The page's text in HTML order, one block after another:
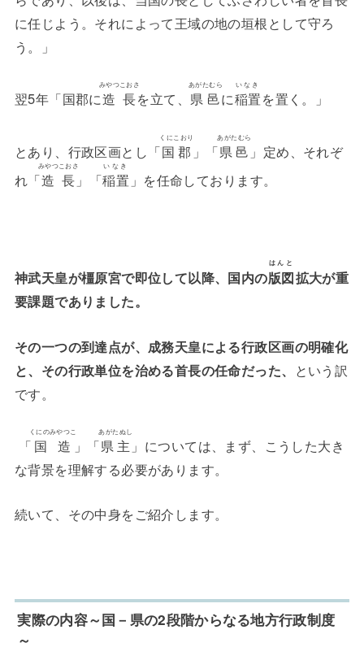
に任じよう。それによって王域の地の垣根として守ろ
う。」
翌5年「国郡に造長
みやつこおさ
を立て、 県邑
あがたむら
に稲置
いなき
を置く。」
とあり、行政区画とし「国郡
くにこおり
」「県邑
あがたむら
」定め、それぞ
れ「造長
みやつこおさ
」「稲置
いなき
」を任命しております。
神武天皇が橿原宮で即位して以降、国内の版図
はんと
拡大が重
要課題でありました。
その一つの到達点が、成務天皇による行政区画の明確化
と、その行政単位を治める首長の任命だった、
という訳
です。
「 国造
くにのみやつこ
」「県主
あがたぬし
」については、まず、こうした大き
な背景を理解する必要があります。
続いて、その中身をご紹介します。
実際の内容～国－県の2段階からなる地方行政制度
～